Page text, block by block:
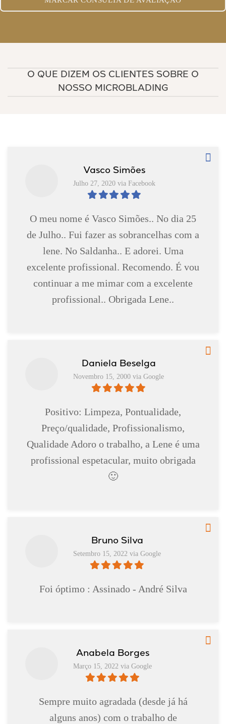
O QUE DIZEM OS CLIENTES SOBRE O
NOSSO MICROBLADING
Vasco Simões
Julho 27, 2020 via Facebook
O meu nome é Vasco Simões.. No dia 25
de Julho.. Fui fazer as sobrancelhas com a
lene. No Saldanha.. E adorei. Uma
excelente profissional. Recomendo. É vou
continuar a me mimar com a excelente
profissional.. Obrigada Lene..
Daniela Beselga
Novembro 15, 2000 via Google
Positivo: Limpeza, Pontualidade,
Preço/qualidade, Profissionalismo,
Qualidade Adoro o trabalho, a Lene é uma
profissional espetacular, muito obrigada
🙂
Bruno Silva
Setembro 15, 2022 via Google
Foi óptimo : Assinado - André Silva
Anabela Borges
Março 15, 2022 via Google
Sempre muito agradada (desde já há
alguns anos) com o trabalho de